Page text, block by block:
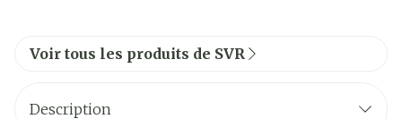
Voir tous les produits de SVR
Description